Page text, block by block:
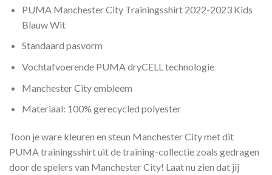
PUMA Manchester City Trainingsshirt 2022-2023 Kids
Blauw Wit
Standaard pasvorm
Vochtafvoerende PUMA dryCELL technologie
Manchester City embleem
Materiaal: 100% gerecycled polyester
Toon je ware kleuren en steun Manchester City met dit
PUMA trainingsshirt uit de training-collectie zoals gedragen
door de spelers van Manchester City! Laat nu zien dat jij